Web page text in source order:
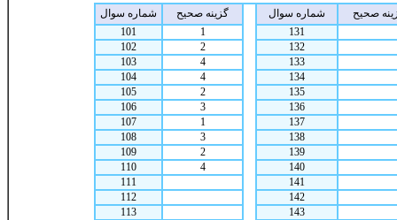
صحيح شماره سوال گزينه صحيح
شماره سوال
131
1
101
132
2
102
133
4
103
134
4
104
135
2
105
136
3
106
137
1
107
138
3
108
139
2
109
140
4
110
141
111
142
112
143
113